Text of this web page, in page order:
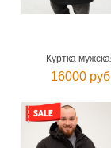
Куртка
16000